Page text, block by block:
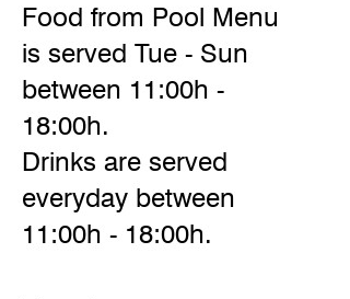
Food from Pool Menu
is served Tue - Sun
between 11:00h -
18:00h.
Drinks are served
everyday between